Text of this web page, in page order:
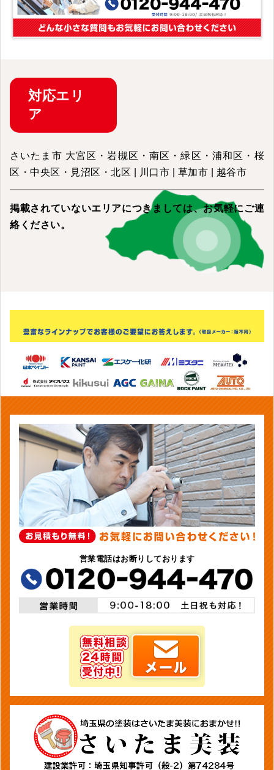
対応エリ
ア
さいたま市 大宮区・岩槻区・南区・緑区・浦和区・桜
区・中央区・見沼区・北区 | 川口市 | 草加市 | 越谷市
掲載されていないエリアにつきましては、お気軽にご連
絡ください。
営業電話はお断りしております